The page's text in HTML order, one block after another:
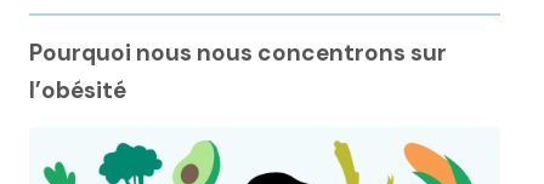
Pourquoi nous nous concentrons sur
l’obésité